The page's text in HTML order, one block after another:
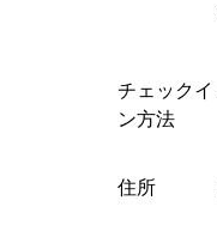
チェックイ
ン方法
住所